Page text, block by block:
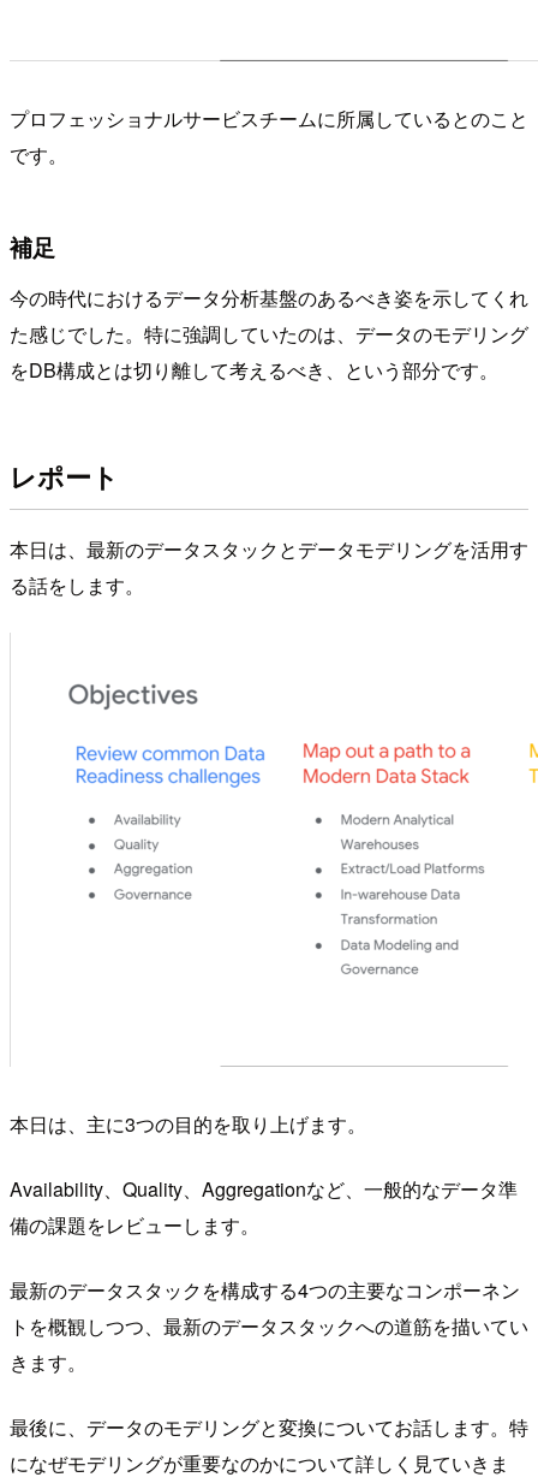
プロフェッショナルサービスチームに所属しているとのこと
です。
補足
今の時代におけるデータ分析基盤のあるべき姿を示してくれ
た感じでした。特に強調していたのは、データのモデリング
をDB構成とは切り離して考えるべき、という部分です。
レポート
本日は、最新のデータスタックとデータモデリングを活用す
る話をします。
本日は、主に3つの目的を取り上げます。
Availability、Quality、Aggregationなど、一般的なデータ準
備の課題をレビューします。
最新のデータスタックを構成する4つの主要なコンポーネン
トを概観しつつ、最新のデータスタックへの道筋を描いてい
きます。
最後に、データのモデリングと変換についてお話します。特
になぜモデリングが重要なのかについて詳しく見ていきま